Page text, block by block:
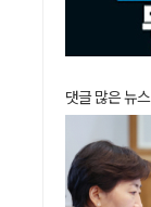
댓글 많은 뉴스